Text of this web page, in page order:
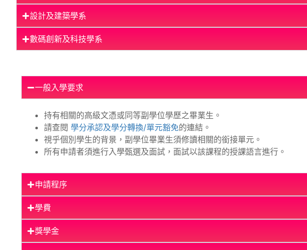
設計及建築學系
數碼創新及科技學系
一般入學要求
持有相關的高級文憑或同等副學位學歷之畢業生。
請查閱 學分承認及學分轉換/單元豁免的連結。
視乎個別學生的背景，副學位畢業生須修讀相關的銜接單元。
所有申請者須進行入學甄選及面試，面試以該課程的授課語言進行。
申請程序
學費
獎學金